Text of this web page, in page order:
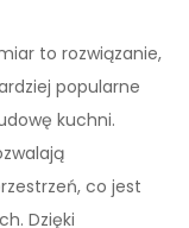
to rozwiązanie,
popularne
kuchni.
co jest
Dzięki